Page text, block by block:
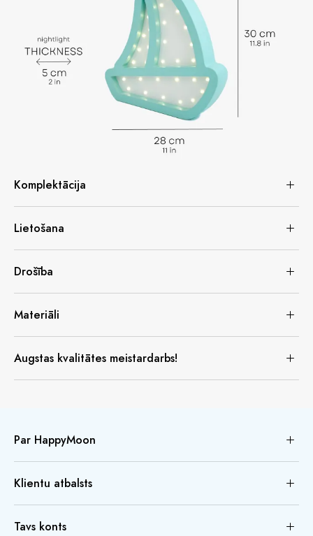
Komplektācija
Lietošana
Drošība
Materiāli
Augstas kvalitātes meistardarbs!
Par HappyMoon
Klientu atbalsts
Tavs konts